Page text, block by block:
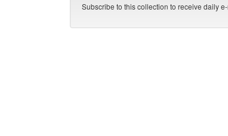
Subscribe to this collection to receive daily